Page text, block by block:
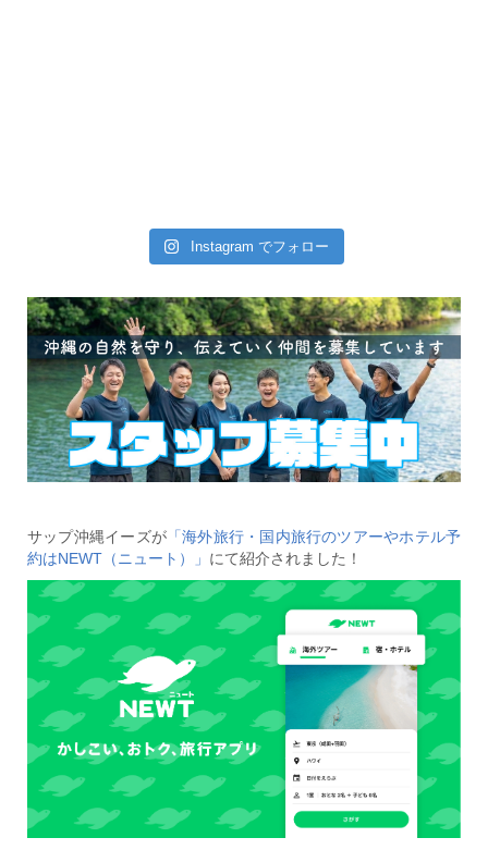
Instagram でフォロー
サップ沖縄イーズが 「海外旅行・国内旅行のツアーやホテル予
約はNEWT（ニュート）」 にて紹介されました！